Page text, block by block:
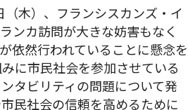
（木）、フランシスカンズ・イ
ンカ訪問が大きな妨害もなく
依然行われていることに懸念を
に市民社会を参加させている
タビリティの問題について発
民社会の信頼を高めるために